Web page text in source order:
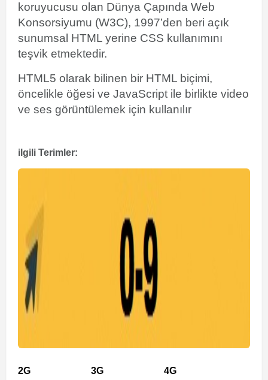
koruyucusu olan Dünya Çapında Web
Konsorsiyumu (W3C), 1997’den beri açık
sunumsal HTML yerine CSS kullanımını
teşvik etmektedir.
HTML5 olarak bilinen bir HTML biçimi,
öncelikle öğesi ve JavaScript ile birlikte video
ve ses görüntülemek için kullanılır
ilgili Terimler:
2G 3G 4G